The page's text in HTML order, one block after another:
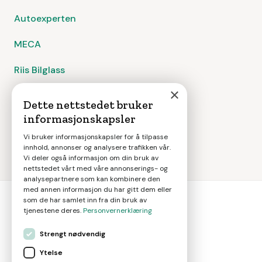
Autoexperten
MECA
Riis Bilglass
Ryds Bilglass
smart
×
Dette nettstedet bruker
informasjonskapsler
Vi bruker informasjonskapsler for å tilpasse
innhold, annonser og analysere trafikken vår.
Vi deler også informasjon om din bruk av
nettstedet vårt med våre annonserings- og
analysepartnere som kan kombinere den
med annen informasjon du har gitt dem eller
som de har samlet inn fra din bruk av
tjenestene deres.Personvernerklæring
Strengt nødvendig
Ytelse